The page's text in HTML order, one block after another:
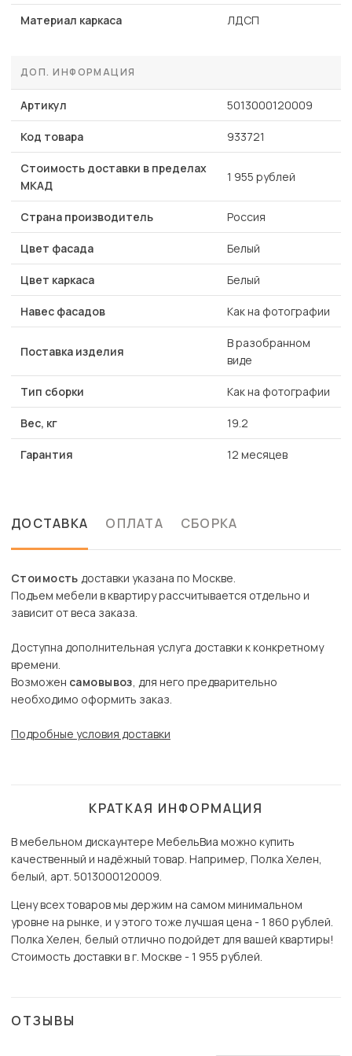
Материал каркаса ЛДСП
ДОП. ИНФОРМАЦИЯ
Артикул 5013000120009
Код товара 933721
Стоимость доставки в пределах
МКАД
1 955 рублей
Страна производитель Россия
Цвет фасада Белый
Цвет каркаса Белый
Навес фасадов Как на фотографии
Поставка изделия
В разобранном
виде
Тип сборки Как на фотографии
Вес, кг 19.2
Гарантия 12 месяцев
ДОСТАВКА ОПЛАТА СБОРКА
Стоимость доставки указана по Москве.
Подъем мебели в квартиру рассчитывается отдельно и
зависит от веса заказа.
Доступна дополнительная услуга доставки к конкретному
времени.
Возможен самовывоз, для него предварительно
необходимо оформить заказ.
Подробные условия доставки
КРАТКАЯ ИНФОРМАЦИЯ
В мебельном дискаунтере МебельВиа можно купить
качественный и надёжный товар. Например, Полка Хелен,
белый, арт. 5013000120009.
Цену всех товаров мы держим на самом минимальном
уровне на рынке, и у этого тоже лучшая цена - 1 860 рублей.
Полка Хелен, белый отлично подойдет для вашей квартиры!
Стоимость доставки в г. Москве - 1 955 рублей.
ОТЗЫВЫ